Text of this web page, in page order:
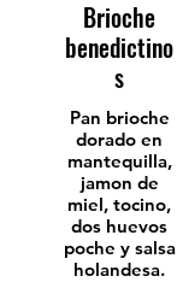
Brioche
benedictino
s
Pan brioche
dorado en
mantequilla,
jamon de
miel, tocino,
dos huevos
poche y salsa
holandesa.